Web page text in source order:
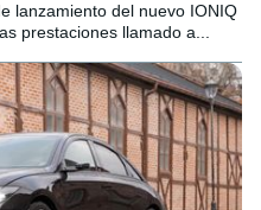
lanzamiento del nuevo IONIQ
prestaciones llamado a...